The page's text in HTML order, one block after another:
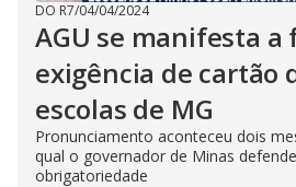
DO R7/04/04/2024
AGU se manifesta a
exigência de cartão
escolas de MG
Pronunciamento aconteceu dois
qual o governador de Minas
obrigatoriedade